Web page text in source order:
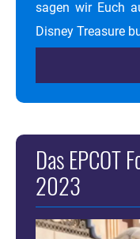
sagen wir Euch
Disney Treasure
Das EPCOT
2023